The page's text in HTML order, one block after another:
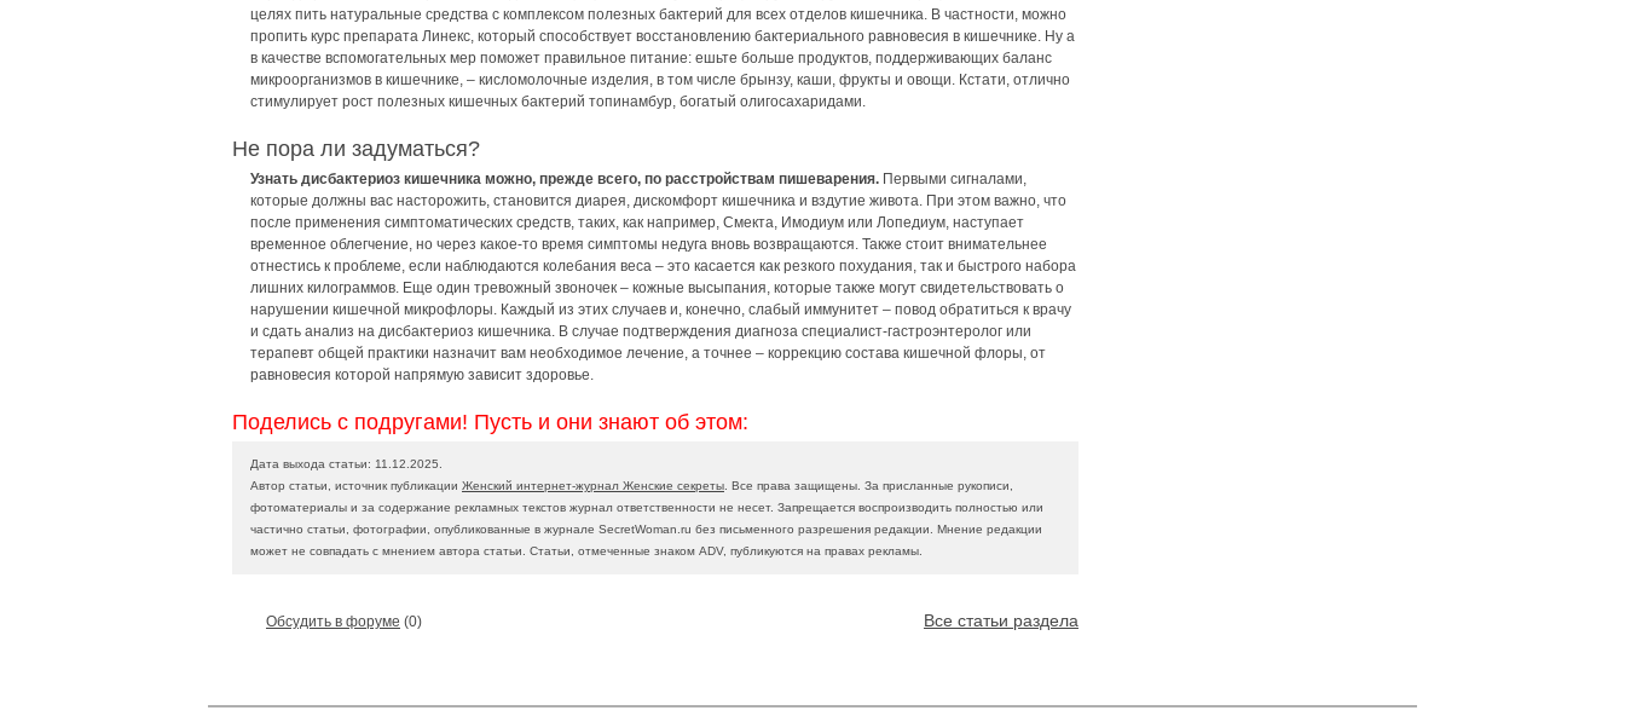
целях пить натуральные средства с комплексом полезных бактерий для всех отделов кишечника. В частности, можно
пропить курс препарата Линекс, который способствует восстановлению бактериального равновесия в кишечнике. Ну а
в качестве вспомогательных мер поможет правильное питание: ешьте больше продуктов, поддерживающих баланс
микроорганизмов в кишечнике, – кисломолочные изделия, в том числе брынзу, каши, фрукты и овощи. Кстати, отлично
стимулирует рост полезных кишечных бактерий топинамбур, богатый олигосахаридами.
Не пора ли задуматься?
Узнать дисбактериоз кишечника можно, прежде всего, по расстройствам пишеварения. Первыми сигналами,
которые должны вас насторожить, становится диарея, дискомфорт кишечника и вздутие живота. При этом важно, что
после применения симптоматических средств, таких, как например, Смекта, Имодиум или Лопедиум, наступает
временное облегчение, но через какое-то время симптомы недуга вновь возвращаются. Также стоит внимательнее
отнестись к проблеме, если наблюдаются колебания веса – это касается как резкого похудания, так и быстрого набора
лишних килограммов. Еще один тревожный звоночек – кожные высыпания, которые также могут свидетельствовать о
нарушении кишечной микрофлоры. Каждый из этих случаев и, конечно, слабый иммунитет – повод обратиться к врачу
и сдать анализ на дисбактериоз кишечника. В случае подтверждения диагноза специалист-гастроэнтеролог или
терапевт общей практики назначит вам необходимое лечение, а точнее – коррекцию состава кишечной флоры, от
равновесия которой напрямую зависит здоровье.
Поделись с подругами! Пусть и они знают об этом:
Дата выхода статьи: 11.12.2025.
Автор статьи, источник публикации Женский интернет-журнал Женские секреты . Все права защищены. За присланные рукописи,
фотоматериалы и за содержание рекламных текстов журнал ответственности не несет. Запрещается воспроизводить полностью или
частично статьи, фотографии, опубликованные в журнале SecretWoman.ru без письменного разрешения редакции. Мнение редакции
может не совпадать с мнением автора статьи. Статьи, отмеченные знаком ADV, публикуются на правах рекламы.
Обсудить в форуме (0) Все статьи раздела